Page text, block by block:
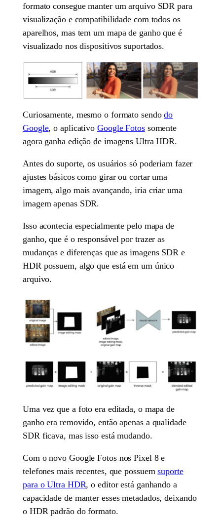
formato consegue manter um arquivo SDR para
visualização e compatibilidade com todos os
aparelhos, mas tem um mapa de ganho que é
visualizado nos dispositivos suportados.
Curiosamente, mesmo o formato sendodo
Google, o aplicativo Google Fotossomente
agora ganha edição de imagens Ultra HDR.
Antes do suporte, os usuários só poderiam fazer
ajustes básicos como girar ou cortar uma
imagem, algo mais avançando, iria criar uma
imagem apenas SDR.
Isso acontecia especialmente pelo mapa de
ganho, que é o responsável por trazer as
mudanças e diferenças que as imagens SDR e
HDR possuem, algo que está em um único
arquivo.
Uma vez que a foto era editada, o mapa de
ganho era removido, então apenas a qualidade
SDR ficava, mas isso está mudando.
Com o novo Google Fotos nos Pixel 8 e
telefones mais recentes, que possuemsuporte
para o Ultra HDR, o editor está ganhando a
capacidade de manter esses metadados, deixando
o HDR padrão do formato.